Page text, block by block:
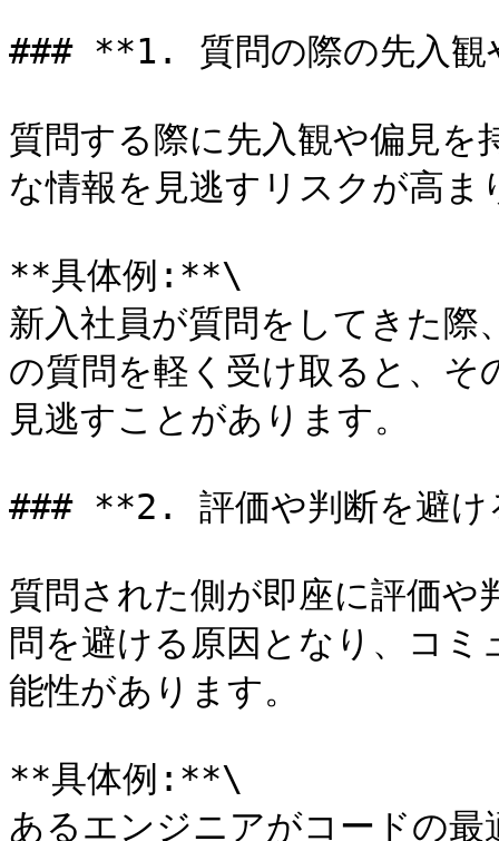
### **1. 質問の際の先入観
質問する際に先入観や偏見を
な情報を見逃すリスクが高ま
**具体例:**\
新入社員が質問をしてきた
の質問を軽く受け取ると、そ
見逃すことがあります。
### **2. 評価や判断を避
質問された側が即座に評価や
問を避ける原因となり、コ
能性があります。
**具体例:**\
あるエンジニアがコードの